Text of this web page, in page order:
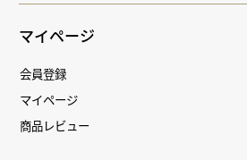
マイページ
会員登録
マイページ
商品レビュー